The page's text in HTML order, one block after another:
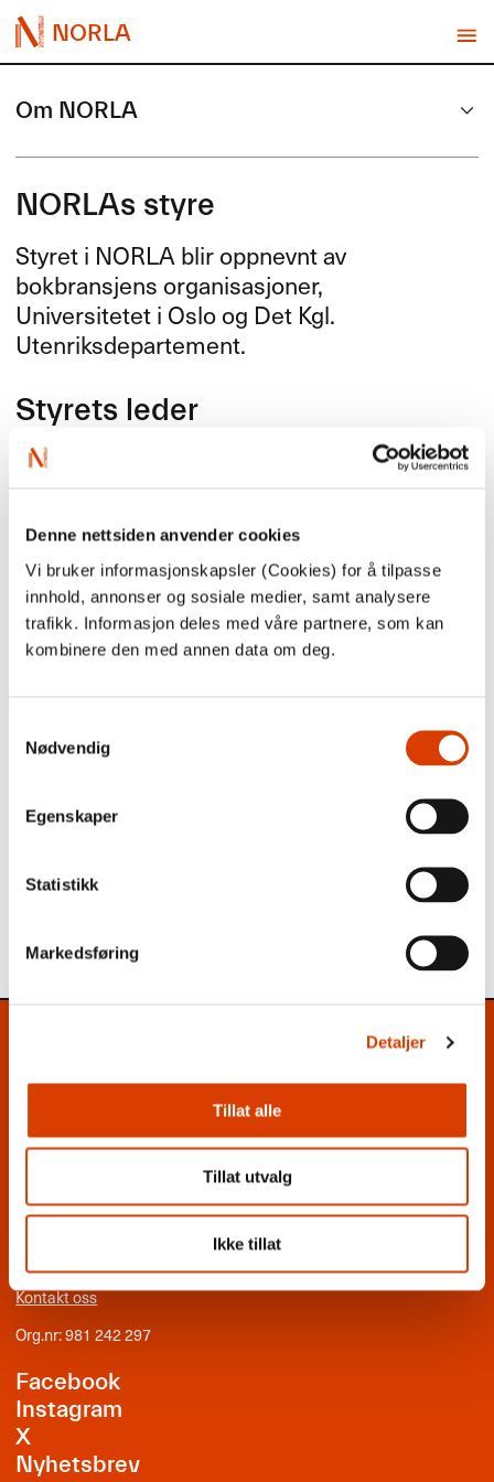
Denne nettsiden anvender cookies
Vi bruker informasjonskapsler (Cookies) for å tilpasse
innhold, annonser og sosiale medier, samt analysere
trafikk. Informasjon deles med våre partnere, som kan
kombinere den med annen data om deg.
Nødvendig
Egenskaper
Statistikk
Markedsføring
Detaljer
Tillat alle
Tillat utvalg
Ikke tillat
NORLA
Om NORLA
NORLAs styre
Styret i NORLAblir oppnevnt av
bokbransjens organisasjoner,
Universitetet i Oslo og Det Kgl.
Utenriksdepartement.
Styrets leder
Marit Borkenhagen, Norsk litteraturfestival Lillehammer
Styrets medlemmer
Ingvild Kogstad Brodal (nestleder), Den norske
Forleggerforening
Evy Tillman, Den norske Forleggerforening
Cathrine Sandnes, Norsk faglitterær forfatter- og
oversetterforening
Postboks 1414 Vika
Besøksadresse:
Observatoriegata 1B, 3. etasje
Kontakt oss
Org.nr: 981 242 297
Facebook
Instagram
X
Nyhetsbrev